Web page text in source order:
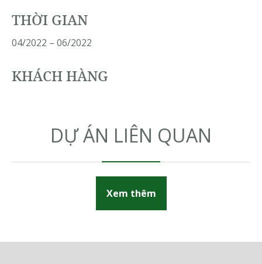
THỜI GIAN
04/2022 – 06/2022
KHÁCH HÀNG
DỰ ÁN LIÊN QUAN
Xem thêm